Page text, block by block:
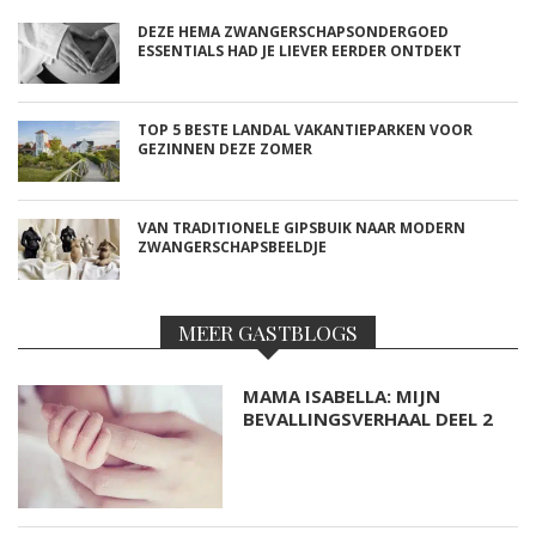
DEZE HEMA ZWANGERSCHAPSONDERGOED
ESSENTIALS HAD JE LIEVER EERDER ONTDEKT
TOP 5 BESTE LANDAL VAKANTIEPARKEN VOOR
GEZINNEN DEZE ZOMER
VAN TRADITIONELE GIPSBUIK NAAR MODERN
ZWANGERSCHAPSBEELDJE
MEER GASTBLOGS
MAMA ISABELLA: MIJN
BEVALLINGSVERHAAL DEEL 2